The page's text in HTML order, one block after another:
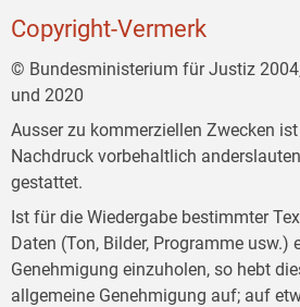
Copyright-Vermerk
© Bundesministerium für Justiz
und 2020
Ausser zu kommerziellen Zwecken
Nachdruck vorbehaltlich
gestattet.
Ist für die Wiedergabe bestimmter
Daten (Ton, Bilder, Programme usw.)
Genehmigung einzuholen, so hebt
allgemeine Genehmigung auf; auf